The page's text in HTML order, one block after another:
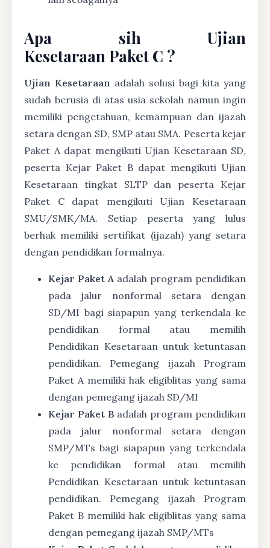
Apa sih Ujian
Kesetaraan Paket C ?
Ujian Kesetaraan adalah solusi bagi kita yang
sudah berusia di atas usia sekolah namun ingin
memiliki pengetahuan, kemampuan dan ijazah
setara dengan SD, SMP atau SMA. Peserta kejar
Paket A dapat mengikuti Ujian Kesetaraan SD,
peserta Kejar Paket B dapat mengikuti Ujian
Kesetaraan tingkat SLTP dan peserta Kejar
Paket C dapat mengikuti Ujian Kesetaraan
SMU/SMK/MA. Setiap peserta yang lulus
berhak memiliki sertifikat (ijazah) yang setara
dengan pendidikan formalnya.
Kejar Paket A adalah program pendidikan
pada jalur nonformal setara dengan
SD/MI bagi siapapun yang terkendala ke
pendidikan formal atau memilih
Pendidikan Kesetaraan untuk ketuntasan
pendidikan. Pemegang ijazah Program
Paket A memiliki hak eligiblitas yang sama
dengan pemegang ijazah SD/MI
Kejar Paket B adalah program pendidikan
pada jalur nonformal setara dengan
SMP/MTs bagi siapapun yang terkendala
ke pendidikan formal atau memilih
Pendidikan Kesetaraan untuk ketuntasan
pendidikan. Pemegang ijazah Program
Paket B memiliki hak eligiblitas yang sama
dengan pemegang ijazah SMP/MTs